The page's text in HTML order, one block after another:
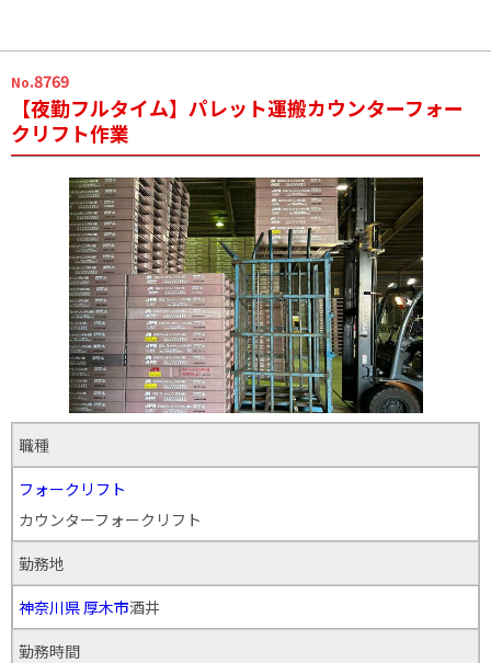
No.8769
【夜勤フルタイム】パレット運搬カウンターフォー
クリフト作業
職種
フォークリフト
カウンターフォークリフト
勤務地
神奈川県 厚木市酒井
勤務時間